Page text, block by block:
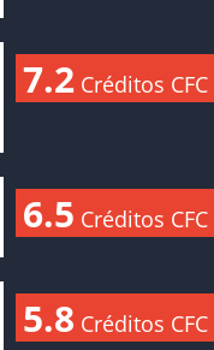
7.2Créditos CFC
6.5 Créditos CFC
5.8 Créditos CFC